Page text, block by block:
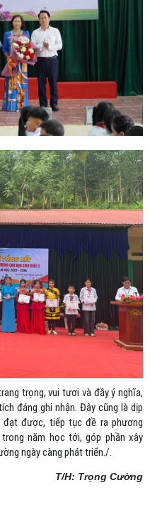
trọng, vui tươi và đầy ý nghĩa,
đáng ghi nhận. Đây cũng là dịp
được, tiếp tục đề ra phương
năm học tới, góp phần xây
ngày càng phát triển./.
T/H: Trọng Cường